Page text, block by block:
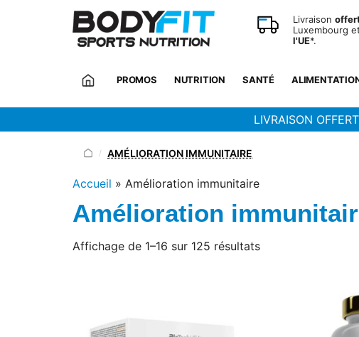
Panneau de gestion des cookies
Livraison
Luxembourg
l'UE*.
PROMOS NUTRITION SANTÉ
LIVRAISON
/ AMÉLIORATION IMMUNITAIRE
Accueil » Amélioration immunitaire
Amélioration
Affichage de 1–16 sur 125 résultatsTrié